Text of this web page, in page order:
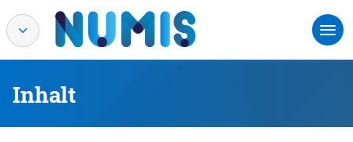
Inhalt